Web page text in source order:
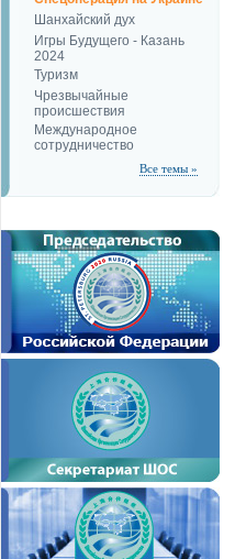
Шанхайский дух
Игры Будущего - Казань
2024
Туризм
Чрезвычайные
происшествия
Международное
сотрудничество
Все темы »